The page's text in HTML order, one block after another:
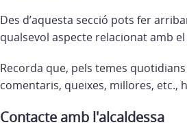
Des d’aquesta secció pots fer
qualsevol aspecte relacionat amb
Recorda que, pels temes
comentaris, queixes, millores, etc.,
Contacte amb l'alcaldessa